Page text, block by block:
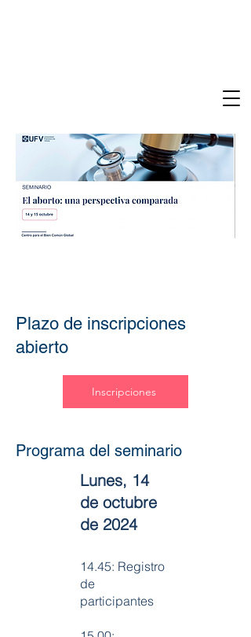
Plazo de inscripciones
abierto
Inscripciones
Programa del seminario
Lunes, 14
de octubre
de 2024
14.45: Registro
de
participantes